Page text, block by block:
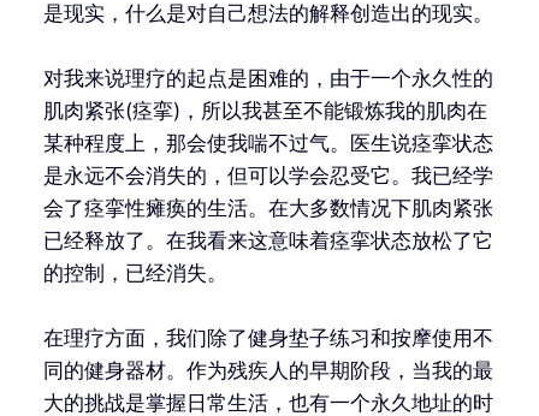
是现实，什么是对自己想法的解释创造出的现实。
对我来说理疗的起点是困难的，由于一个永久性的
肌肉紧张(痉挛)，所以我甚至不能锻炼我的肌肉在
某种程度上，那会使我喘不过气。医生说痉挛状态
是永远不会消失的，但可以学会忍受它。我已经学
会了痉挛性瘫痪的生活。在大多数情况下肌肉紧张
已经释放了。在我看来这意味着痉挛状态放松了它
的控制，已经消失。
在理疗方面，我们除了健身垫子练习和按摩使用不
同的健身器材。作为残疾人的早期阶段，当我的最
大的挑战是掌握日常生活，也有一个永久地址的时